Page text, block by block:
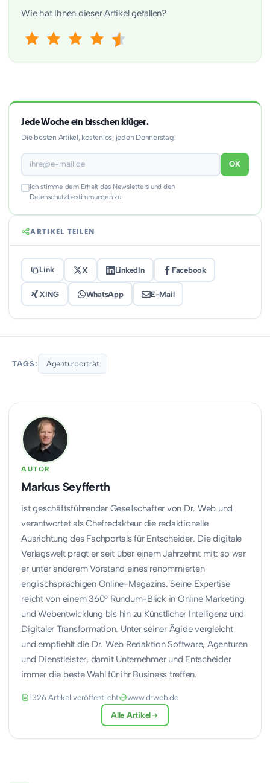
Wie hat Ihnen dieser Artikel gefallen?
Jede Woche ein bisschen klüger.
Die besten Artikel, kostenlos, jeden Donnerstag.
OK
Ich stimme dem Erhalt des Newsletters und den
Datenschutzbestimmungen zu.
ARTIKEL TEILEN
Link X LinkedIn Facebook
XING WhatsApp E-Mail
TAGS: Agenturporträt
AUTOR
Markus Seyfferth
ist geschäftsführender Gesellschafter von Dr. Web und
verantwortet als Chefredakteur die redaktionelle
Ausrichtung des Fachportals für Entscheider. Die digitale
Verlagswelt prägt er seit über einem Jahrzehnt mit: so war
er unter anderem Vorstand eines renommierten
englischsprachigen Online-Magazins. Seine Expertise
reicht von einem 360° Rundum-Blick in Online Marketing
und Webentwicklung bis hin zu Künstlicher Intelligenz und
Digitaler Transformation. Unter seiner Ägide vergleicht
und empfiehlt die Dr. Web Redaktion Software, Agenturen
und Dienstleister, damit Unternehmer und Entscheider
immer die beste Wahl für ihr Business treffen.
1326 Artikel veröffentlicht www.drweb.de
Alle Artikel